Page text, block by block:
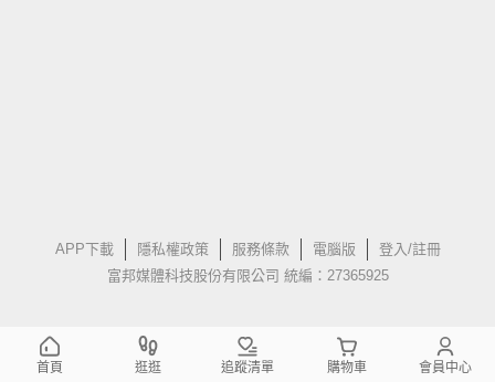
APP下載 隱私權政策 服務條款 電腦版
登入/註冊
富邦媒體科技股份有限公司 統編：27365925
首頁 逛逛 追蹤清單 購物車 會員中心